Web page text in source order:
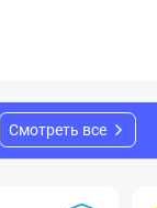
Смотреть все